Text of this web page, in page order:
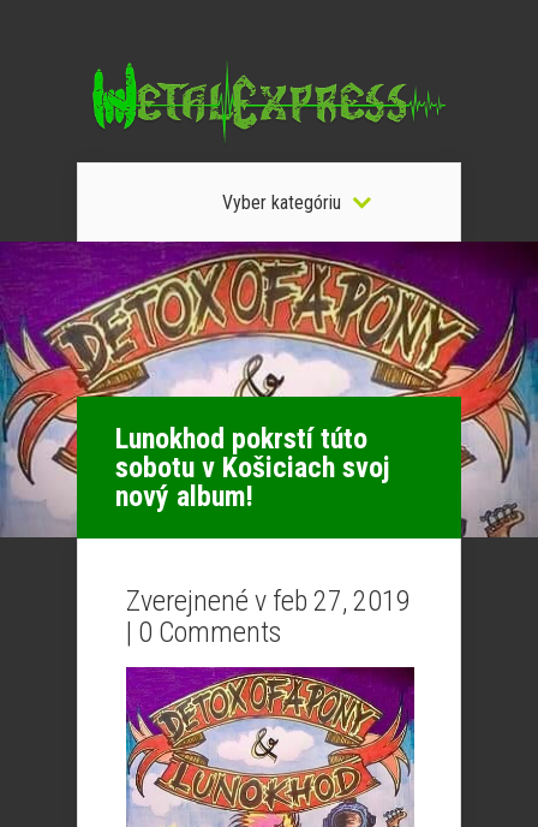
Vyber kategóriu
Lunokhod pokrstí túto
sobotu v Košiciach svoj
nový album!
Zverejnené v feb 27, 2019
| 0 Comments